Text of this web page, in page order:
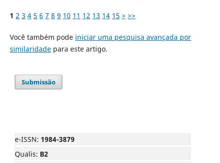
1 2 3 4 5 6 7 8 9 10 11 12 13 14 15 > >>
Você também pode iniciar uma pesquisa avançada por
similaridadepara este artigo.
Submissão
e-ISSN: 1984-3879
Qualis: B2